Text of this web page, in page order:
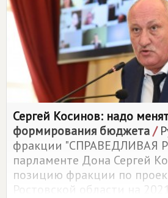
Сергей Косинов: надо
формирования бюджета/
фракции "СПРАВЕДЛИВАЯ
парламенте Дона Сергей
позицию фракции по
Ростовской области на 2021